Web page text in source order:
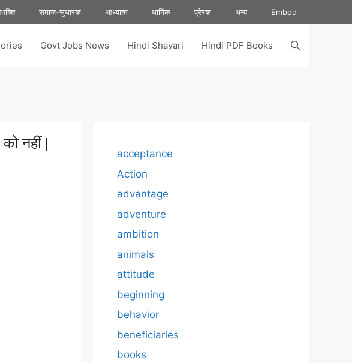
समाज-सुधारक आध्यात्म धार्मिक प्रेरक अन्य Embed
Govt Jobs News Hindi Shayari Hindi PDF Books
नहीं |
acceptance
Action
advantage
adventure
ambition
animals
attitude
beginning
behavior
beneficiaries
books